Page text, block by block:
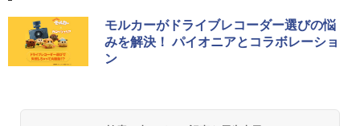
モルカーがドライブレコーダー選びの悩
みを解決！ パイオニアとコラボレーショ
ン